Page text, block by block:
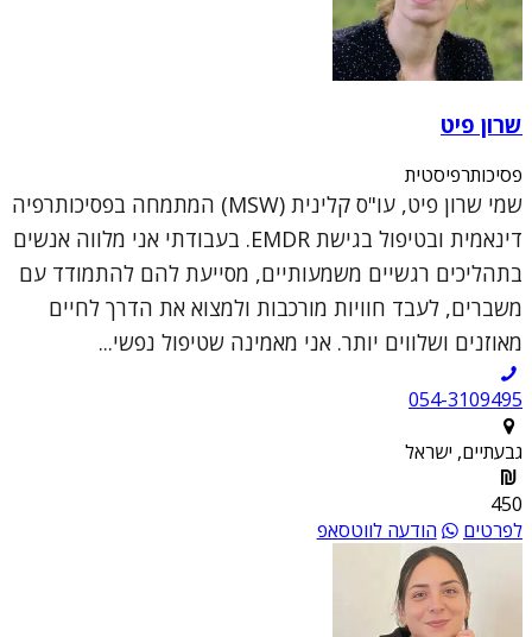
שרון פיט
פסיכותרפיסטית
שמי שרון פיט, עו"ס קלינית (MSW) המתמחה בפסיכותרפיה
דינאמית ובטיפול בגישת EMDR. בעבודתי אני מלווה אנשים
בתהליכים רגשיים משמעותיים, מסייעת להם להתמודד עם
משברים, לעבד חוויות מורכבות ולמצוא את הדרך לחיים
מאוזנים ושלווים יותר. אני מאמינה שטיפול נפשי...
054-3109495
גבעתיים, ישראל
450
לפרטים
הודעה לווטסאפ